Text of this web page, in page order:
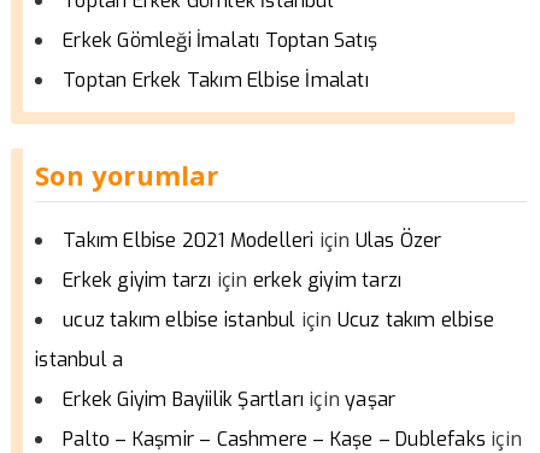
Erkek Gömleği İmalatı Toptan Satış
Toptan Erkek Takım Elbise İmalatı
Son yorumlar
Takım Elbise 2021 Modelleri için Ulas Özer
Erkek giyim tarzı için erkek giyim tarzı
ucuz takım elbise istanbul için Ucuz takım elbise
istanbul a
Erkek Giyim Bayiilik Şartları içinyaşar
Palto – Kaşmir – Cashmere – Kaşe – Dublefaks için